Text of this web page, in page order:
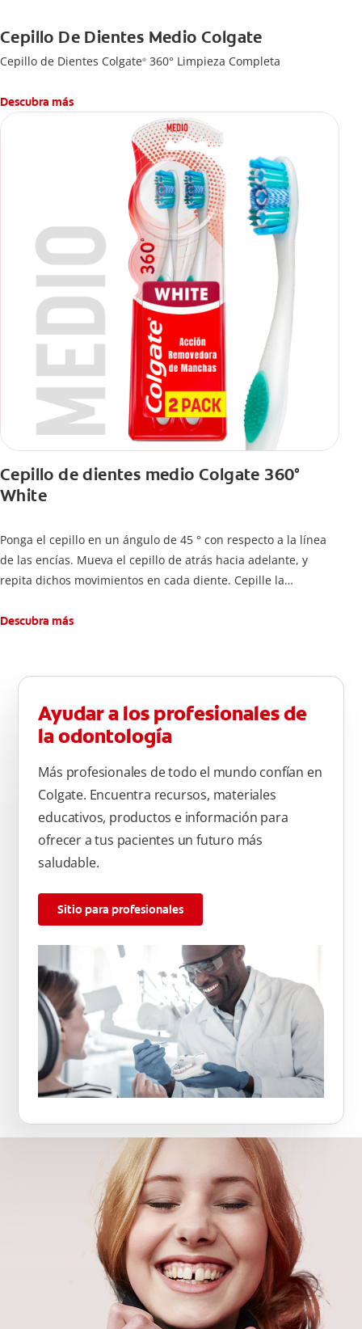
Cepillo De Dientes Medio Colgate
Cepillo de Dientes Colgate® 360° Limpieza Completa
Descubra más
Cepillo de dientes medio Colgate 360°
White
Ponga el cepillo en un ángulo de 45 ° con respecto a la línea
de las encías. Mueva el cepillo de atrás hacia adelante, y
repita dichos movimientos en cada diente. Cepille la
atrás hacia adelante. Cepille la superficie masticatoria (parte
atrás, arriba y abajo, en la parte superior e inferior. No se
olvide de cepillar la lengua para quitar el mal olor causado
por las bacterias.
Descubra más
Ayudar a los profesionales de
la odontología
Más profesionales de todo el mundo confían en
Colgate. Encuentra recursos, materiales
educativos, productos e información para
ofrecer a tus pacientes un futuro más
saludable.
Sitio para profesionales